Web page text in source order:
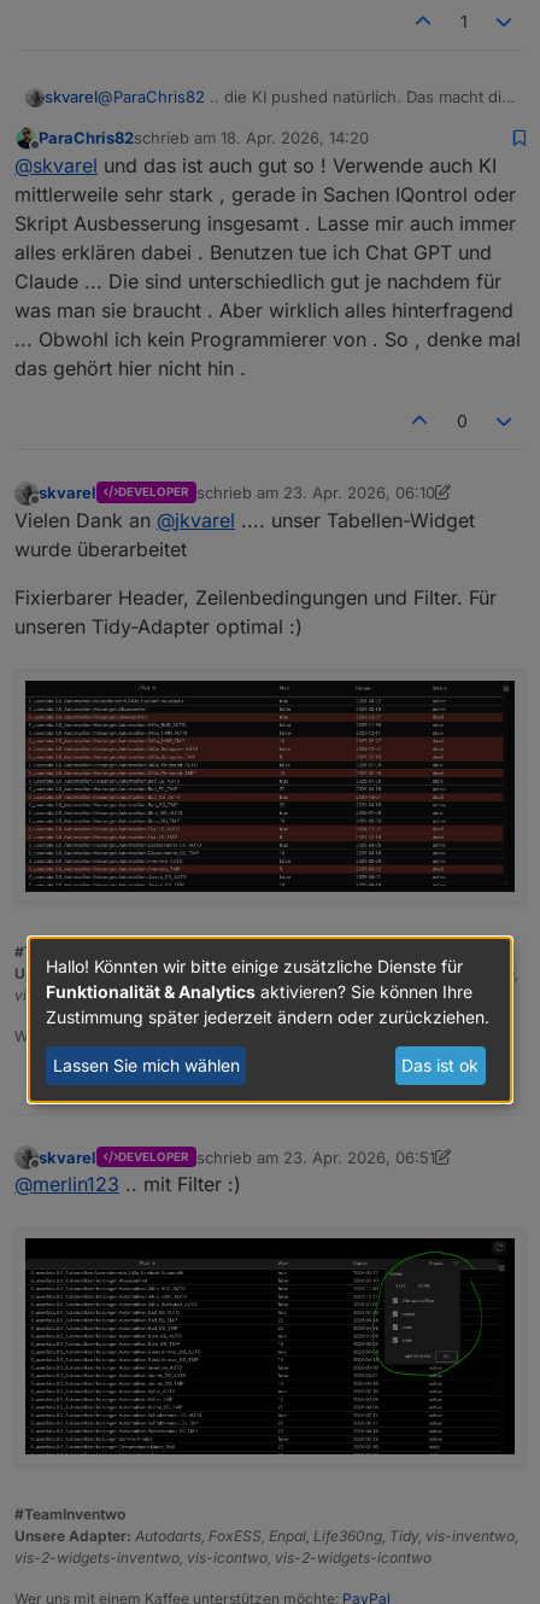
1
skvarel@ParaChris82
Hier hat Copilot auch den größten Teil übernommen.
Von einem Script zu einem Adapter ist mit KI nur noch
ein Katzensprung.
Offline
ParaChris82schrieb am 18. Apr. 2026, 14:20
zuletzt editiert von
@skvarel und das ist auch gut so ! Verwende auch KI
mittlerweile sehr stark , gerade in Sachen IQontrol oder
Skript Ausbesserung insgesamt . Lasse mir auch immer
alles erklären dabei . Benutzen tue ich Chat GPT und
Claude ... Die sind unterschiedlich gut je nachdem für
was man sie braucht . Aber wirklich alles hinterfragend
... Obwohl ich kein Programmierer von . So , denke mal
das gehört hier nicht hin .
0
Offline
skvarel DEVELOPER schrieb am 23. Apr. 2026, 06:10
zuletzt editiert von skvarel
Vielen Dank an @jkvarel .... unser Tabellen-Widget
wurde überarbeitet
Fixierbarer Header, Zeilenbedingungen und Filter. Für
unseren Tidy-Adapter optimal :)
#TeamInventwo
Unsere Adapter: Autodarts, FoxESS, Enpal, Life360ng, Tidy, vis-inventwo,
vis-2-widgets-inventwo, vis-icontwo, vis-2-widgets-icontwo
Wer uns mit einem Kaffee unterstützen möchte:
1
Offline
skvarel DEVELOPER schrieb am 23. Apr. 2026, 06:51
zuletzt editiert von skvarel
@merlin123 .. mit Filter :)
#TeamInventwo
Unsere Adapter: Autodarts, FoxESS, Enpal, Life360ng, Tidy, vis-inventwo,
vis-2-widgets-inventwo, vis-icontwo, vis-2-widgets-icontwo
Wer uns mit einem Kaffee unterstützen möchte: PayPal
Hallo! Könnten wir bitte einige zusätzliche Dienste für
Funktionalität & Analytics aktivieren? Sie können Ihre
Zustimmung später jederzeit ändern oder zurückziehen.
Lassen Sie mich wählen Das ist ok